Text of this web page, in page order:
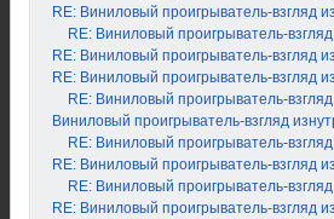
RE: Виниловый проигрыватель-взгляд
RE: Виниловый проигрыватель-
RE: Виниловый проигрыватель-взгляд
RE: Виниловый проигрыватель-взгляд
RE: Виниловый проигрыватель-
Виниловый проигрыватель-взгляд
RE: Виниловый проигрыватель-
RE: Виниловый проигрыватель-взгляд
RE: Виниловый проигрыватель-
RE: Виниловый проигрыватель-взгляд